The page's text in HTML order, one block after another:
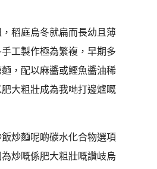
稻庭烏冬就扁而長幼且薄
工製作極為繁複，早期多
，配以麻醬或鰹魚醬油稀
大粗壯成為我哋打邊爐嘅
炒麵呢啲碳水化合物選項
炒嘅係肥大粗壯嘅讚岐烏